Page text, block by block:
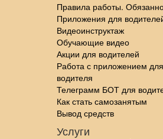
Правила работы.
Приложения для
Видеоинструктаж
Обучающие видео
Акции для водителей
Работа с приложением для
водителя
Телеграмм БОТ для
Как стать самозанятым
Вывод средств
Услуги